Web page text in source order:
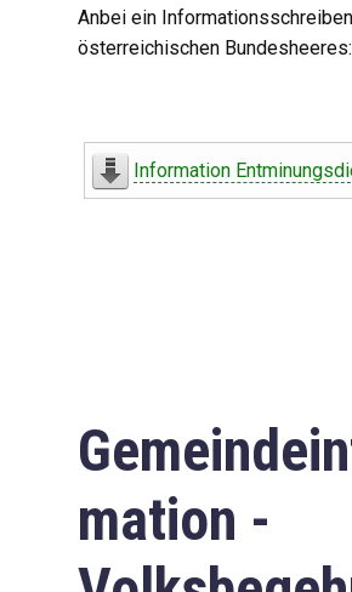
Anbei ein
österreichischen Bundesheeres:
Information
mation -